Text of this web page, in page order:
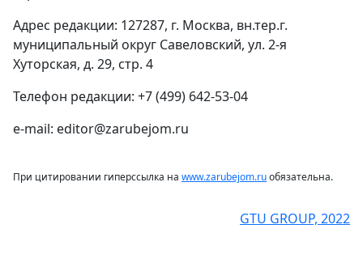
Адрес редакции: 127287, г. Москва, вн.тер.г.
муниципальный округ Савеловский, ул. 2-я
Хуторская, д. 29, стр. 4
Телефон редакции: +7 (499) 642-53-04
e-mail: editor@zarubejom.ru
При цитировании гиперссылка на www.zarubejom.ruобязательна.
GTU GROUP, 2022